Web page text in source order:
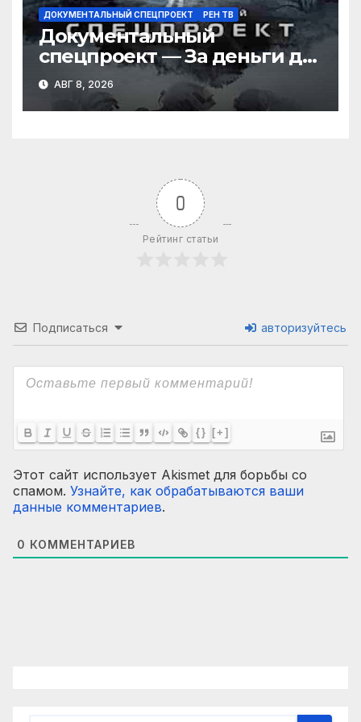
ДОКУМЕНТАЛЬНЫЙ СПЕЦПРОЕКТ РЕН ТВ
Документальный
спецпроект — За деньги да:
как зарабатывают звезды?
(08.08.2026)
АВГ 8, 2026
0
Рейтинг статьи
Подписаться авторизуйтесь
{} [+]
Этот сайт использует Akismet для борьбы со
спамом. Узнайте, как обрабатываются ваши
данные комментариев.
0 КОММЕНТАРИЕВ